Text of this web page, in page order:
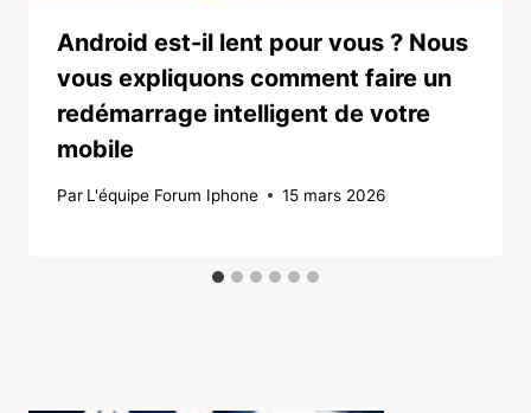
Android est-il lent pour vous ? Nous
vous expliquons comment faire un
redémarrage intelligent de votre
mobile
Par L'équipe Forum Iphone 15 mars 2026